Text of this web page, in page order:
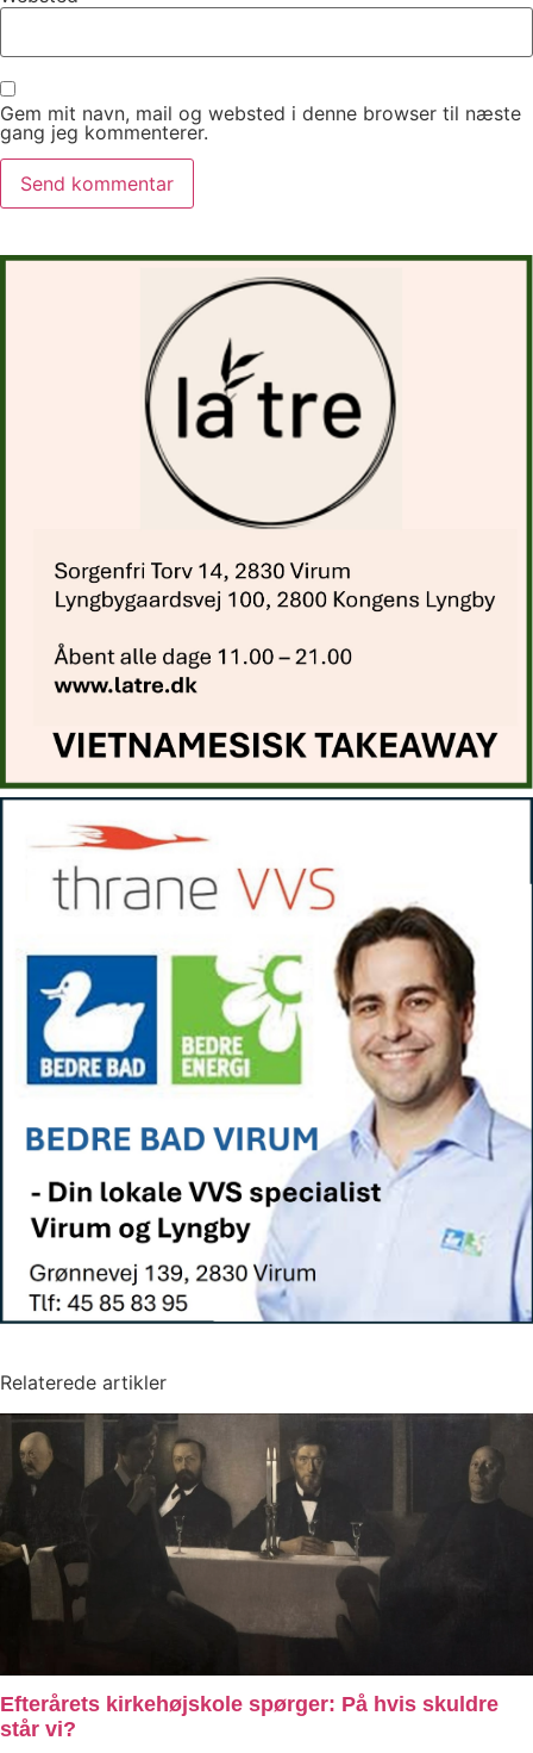
Gem mit navn, mail og websted i denne browser til næste
gang jeg kommenterer.
Relaterede artikler
Efterårets kirkehøjskole spørger: På hvis skuldre
står vi?